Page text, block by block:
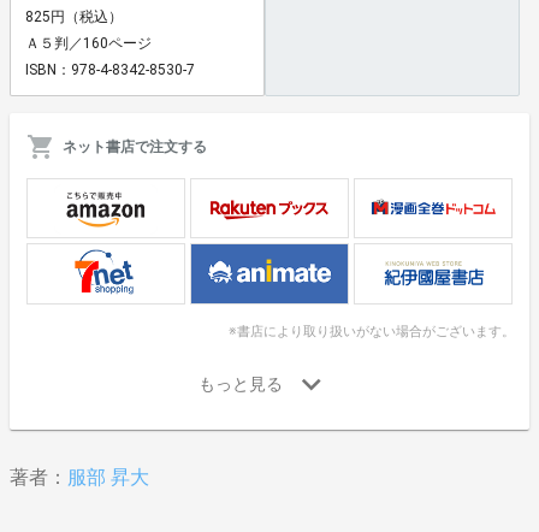
825円（税込）
Ａ５判／160ページ
ISBN：978-4-8342-8530-7
ネット書店で注文する
※書店により取り扱いがない場合がございます。
著者： 服部 昇大